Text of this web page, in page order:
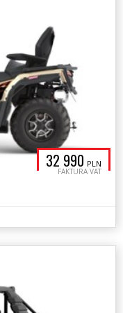
32 990 PLN
FAKTURA VAT